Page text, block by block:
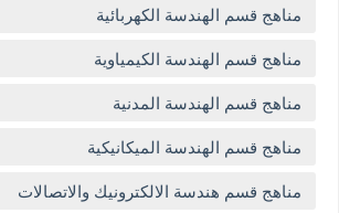
مناهج قسم الهندسة الكهربائية
مناهج قسم الهندسة الكيمياوية
مناهج قسم الهندسة المدنية
مناهج قسم الهندسة الميكانيكية
مناهج قسم هندسة الالكترونيك والاتصالات